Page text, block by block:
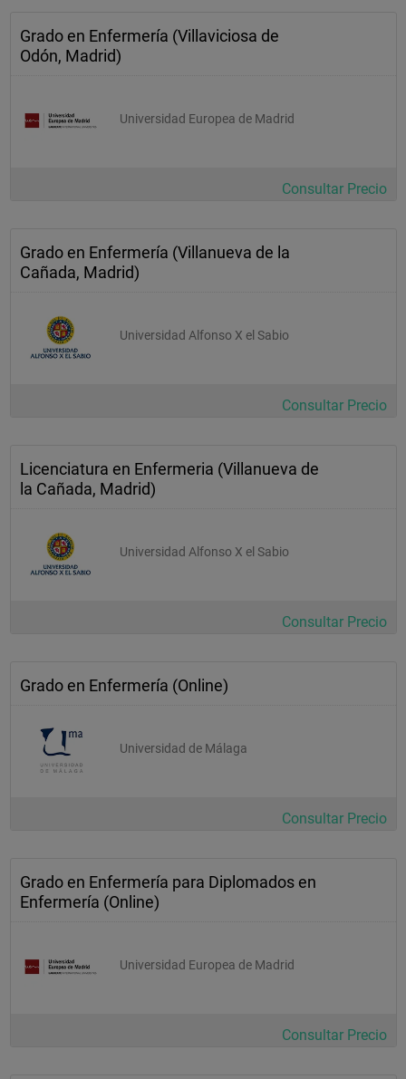
Grado en Enfermería (Villaviciosa de
Odón, Madrid)
Universidad Europea de Madrid
Consultar Precio
Grado en Enfermería (Villanueva de la
Cañada, Madrid)
Universidad Alfonso X el Sabio
Consultar Precio
Licenciatura en Enfermeria (Villanueva de
la Cañada, Madrid)
Universidad Alfonso X el Sabio
Consultar Precio
Grado en Enfermería (Online)
Universidad de Málaga
Consultar Precio
Grado en Enfermería para Diplomados en
Enfermería (Online)
Universidad Europea de Madrid
Consultar Precio